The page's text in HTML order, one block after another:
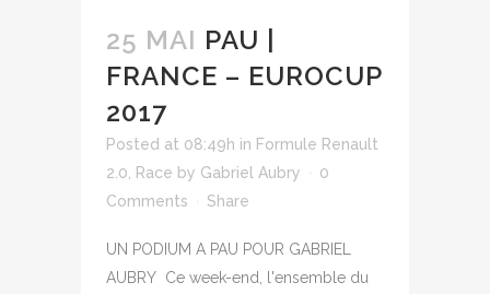
25 MAI PAU |
FRANCE – EUROCUP
2017
Posted at 08:49h in Formule Renault
2.0
Race by Gabriel Aubry
0
Comments
Share
UN PODIUM A PAU POUR GABRIEL
AUBRY Ce week-end, l'ensemble du